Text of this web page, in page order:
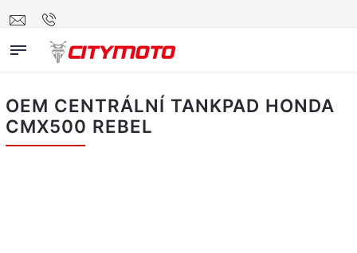
OEM CENTRÁLNÍ TANKPAD HONDA
CMX500 REBEL